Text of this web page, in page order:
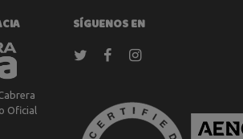
Oficial
SÍGUENOS EN